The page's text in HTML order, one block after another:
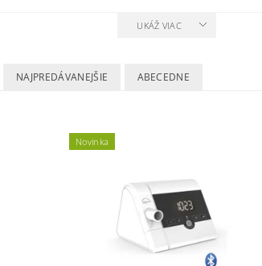
UKÁŽ VIAC
NAJPREDÁVANEJŠIE ABECEDNE
Novinka